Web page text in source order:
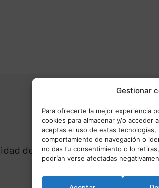
Gestionar
Para ofrecerte la mejor experiencia
cookies para almacenar y/o acceder
aceptas el uso de estas
comportamiento de navegación o
no das tu consentimiento o lo
podrían verse afectadas
de Alicante